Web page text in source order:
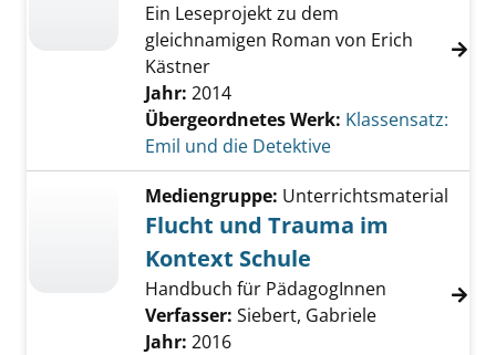
Ein Leseprojekt zu dem
gleichnamigen Roman von Erich
Kästner
Jahr: 2014
Übergeordnetes Werk: Klassensatz:
Emil und die Detektive
Mediengruppe: Unterrichtsmaterial
Flucht und Trauma im
Kontext Schule
Handbuch für PädagogInnen
Verfasser: Siebert, Gabriele
Jahr: 2016